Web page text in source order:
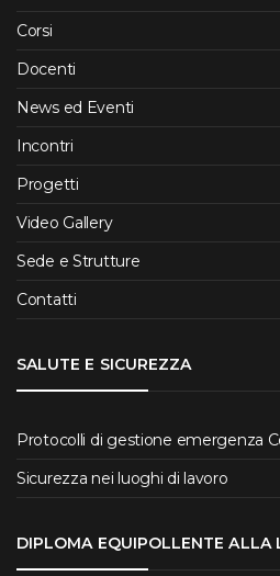
Corsi
Docenti
News ed Eventi
Incontri
Progetti
Video Gallery
Sede e Strutture
Contatti
SALUTE E SICUREZZA
Protocolli di gestione emergenza
Sicurezza nei luoghi di lavoro
DIPLOMA EQUIPOLLENTE ALLA